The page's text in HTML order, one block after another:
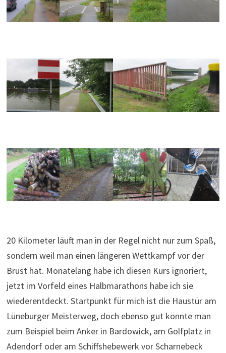
20 Kilometer läuft man in der Regel nicht nur zum Spaß,
sondern weil man einen längeren Wettkampf vor der
Brust hat. Monatelang habe ich diesen Kurs ignoriert,
jetzt im Vorfeld eines Halbmarathons habe ich sie
wiederentdeckt. Startpunkt für mich ist die Haustür am
Lüneburger Meisterweg, doch ebenso gut könnte man
zum Beispiel beim Anker in Bardowick, am Golfplatz in
Adendorf oder am Schiffshebewerk vor Scharnebeck